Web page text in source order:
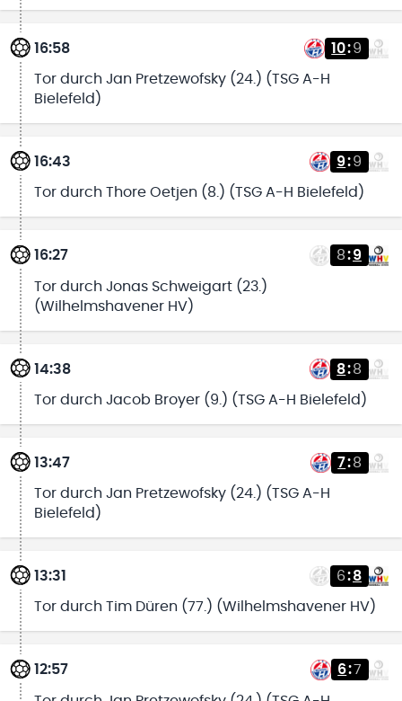
16:58 10:9
Tor durch Jan Pretzewofsky (24.) (TSG A-H
Bielefeld)
16:43 9:9
Tor durch Thore Oetjen (8.) (TSG A-H Bielefeld)
16:27 8:9
Tor durch Jonas Schweigart (23.)
(Wilhelmshavener HV)
14:38 8:8
Tor durch Jacob Broyer (9.) (TSG A-H Bielefeld)
13:47 7:8
Tor durch Jan Pretzewofsky (24.) (TSG A-H
Bielefeld)
13:31 6:8
Tor durch Tim Düren (77.) (Wilhelmshavener HV)
12:57 6:7